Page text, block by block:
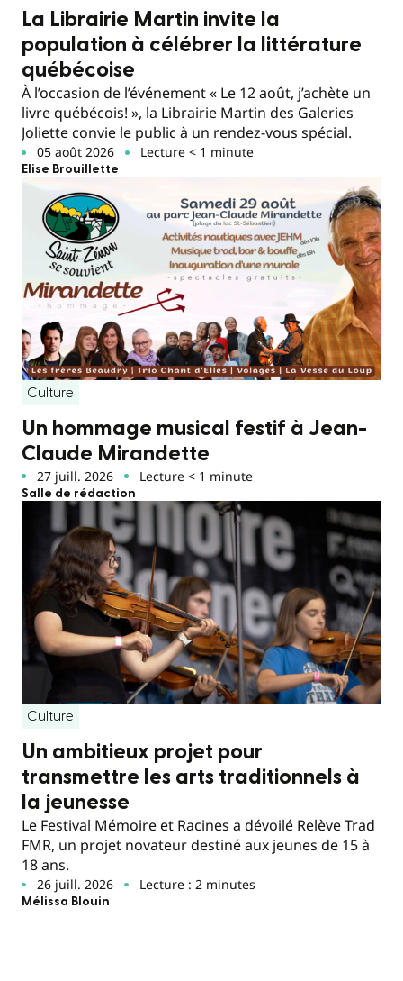
La Librairie Martin invite la
population à célébrer la littérature
québécoise
À l’occasion de l’événement « Le 12 août, j’achète un
livre québécois! », la Librairie Martin des Galeries
Joliette convie le public à un rendez-vous spécial.
05 août 2026 Lecture < 1 minute
Elise Brouillette
Culture
Un hommage musical festif à Jean-
Claude Mirandette
27 juill. 2026 Lecture < 1 minute
Salle de rédaction
Culture
Un ambitieux projet pour
transmettre les arts traditionnels à
la jeunesse
Le Festival Mémoire et Racines a dévoilé Relève Trad
FMR, un projet novateur destiné aux jeunes de 15 à
18 ans.
26 juill. 2026 Lecture : 2 minutes
Mélissa Blouin